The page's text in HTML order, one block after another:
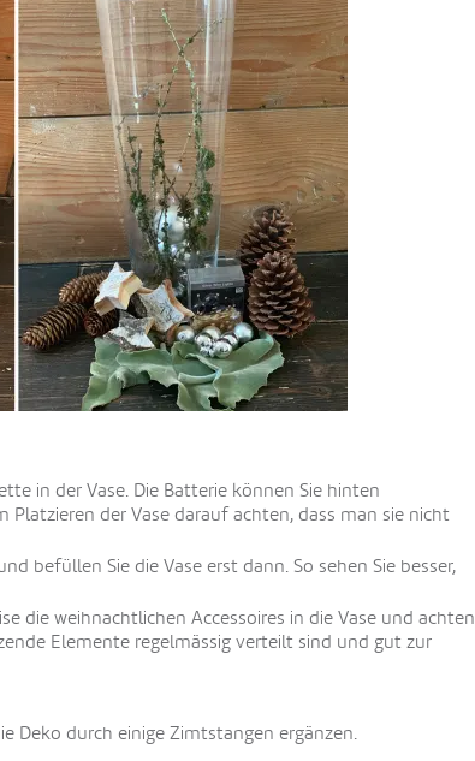
in der Vase. Die Batterie können Sie hinten
Platzieren der Vase darauf achten, dass man sie nicht
befüllen Sie die Vase erst dann. So sehen Sie besser,
die weihnachtlichen Accessoires in die Vase und achten
Elemente regelmässig verteilt sind und gut zur
Deko durch einige Zimtstangen ergänzen.